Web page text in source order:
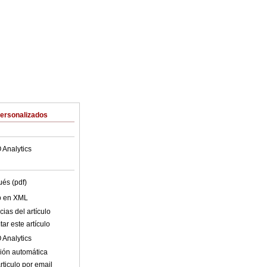
Analytics
(pdf)
en XML
del artículo
este artículo
Analytics
automática
por email